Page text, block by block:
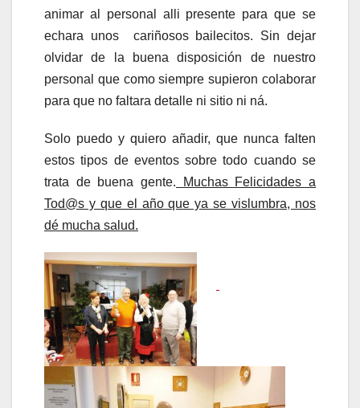
animar al personal alli presente para que se
echara unos cariñosos bailecitos. Sin dejar
olvidar de la buena disposición de nuestro
personal que como siempre supieron colaborar
para que no faltara detalle ni sitio ni ná.
Solo puedo y quiero añadir, que nunca falten
estos tipos de eventos sobre todo cuando se
trata de buena gente. Muchas Felicidades a
Tod@s y que el año que ya se vislumbra, nos
dé mucha salud.